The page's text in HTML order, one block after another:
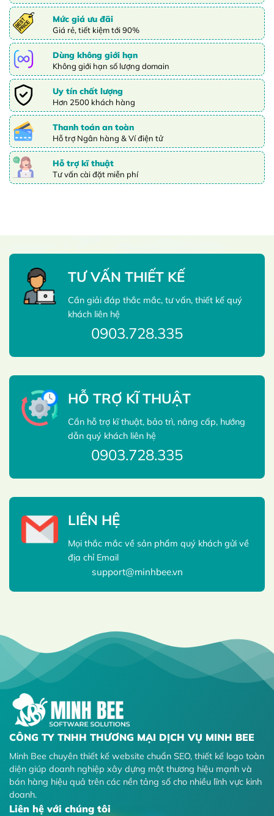
Mức giá ưu đãi
Giá rẻ, tiết kiệm tới 90%
Dùng không giới hạn
Không giới hạn số lượng domain
Uy tín chất lượng
Hơn 2500 khách hàng
Thanh toán an toàn
Hỗ trợ Ngân hàng & Ví điện tử
Hỗ trợ kĩ thuật
Tư vấn cài đặt miễn phí
TƯ VẤN THIẾT KẾ
Cần giải đáp thắc mắc, tư vấn, thiết kế quý
khách liên hệ
0903.728.335
HỖ TRỢ KĨ THUẬT
Cần hỗ trợ kĩ thuật, bảo trì, nâng cấp, hướng
dẫn quý khách liên hệ
0903.728.335
LIÊN HỆ
Mọi thắc mắc về sản phẩm quý khách gửi về
địa chỉ Email
support@minhbee.vn
CÔNG TY TNHH THƯƠNG MẠI DỊCH VỤ MINH BEE
Minh Bee chuyên thiết kế website chuẩn SEO, thiết kế logo toàn
diện giúp doanh nghiệp xây dựng một thương hiệu mạnh và
bán hàng hiệu quả trên các nền tảng số cho nhiều lĩnh vực kinh
doanh.
Liên hệ với chúng tôi